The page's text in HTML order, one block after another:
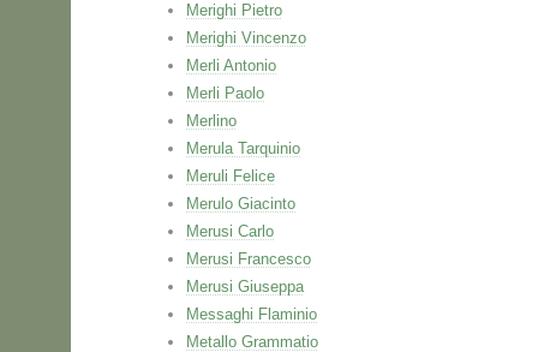
Merighi Pietro
Merighi Vincenzo
Merli Antonio
Merli Paolo
Merlino
Merula Tarquinio
Meruli Felice
Merulo Giacinto
Merusi Carlo
Merusi Francesco
Merusi Giuseppa
Messaghi Flaminio
Metallo Grammatio